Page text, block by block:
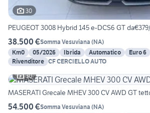
30
PEUGEOT 3008 Hybrid 145 e-DCS6 GT
38.500 €Somma Vesuviana (NA)
Km0
05/2026 Ibrida Automatico
Euro 6
Rivenditore CF CERCIELLO AUTO
30
MASERATI Grecale MHEV 300 CV AWD GT
54.500 €Somma Vesuviana (NA)